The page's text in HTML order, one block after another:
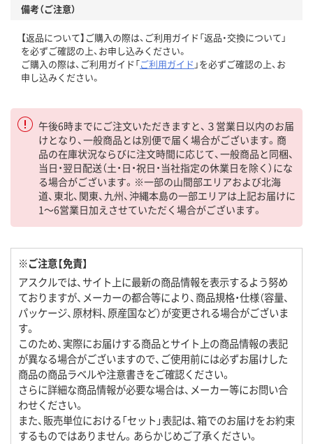
備考（ご注意）
【返品について】ご購入の際は、ご利用ガイド「返品・交換について」
を必ずご確認の上、お申し込みください。
ご購入の際は、ご利用ガイド「ご利用ガイド 」を必ずご確認の上、お
申し込みください。
午後6時までにご注文いただきますと、３営業日以内のお届
けとなり、一般商品とは別便で届く場合がございます。商
品の在庫状況ならびに注文時間に応じて、一般商品と同梱、
当日・翌日配送（土・日・祝日・当社指定の休業日を除く）にな
る場合がございます。※一部の山間部エリアおよび北海
道、東北、関東、九州、沖縄本島の一部エリアは上記お届けに
1～6営業日加えさせていただく場合がございます。
※ご注意【免責】
アスクルでは、サイト上に最新の商品情報を表示するよう努め
ておりますが、メーカーの都合等により、商品規格・仕様（容量、
パッケージ、原材料、原産国など）が変更される場合がございま
す。
このため、実際にお届けする商品とサイト上の商品情報の表記
が異なる場合がございますので、ご使用前には必ずお届けした
商品の商品ラベルや注意書きをご確認ください。
さらに詳細な商品情報が必要な場合は、メーカー等にお問い合
わせください。
また、販売単位における「セット」表記は、箱でのお届けをお約束
するものではありません。あらかじめご了承ください。